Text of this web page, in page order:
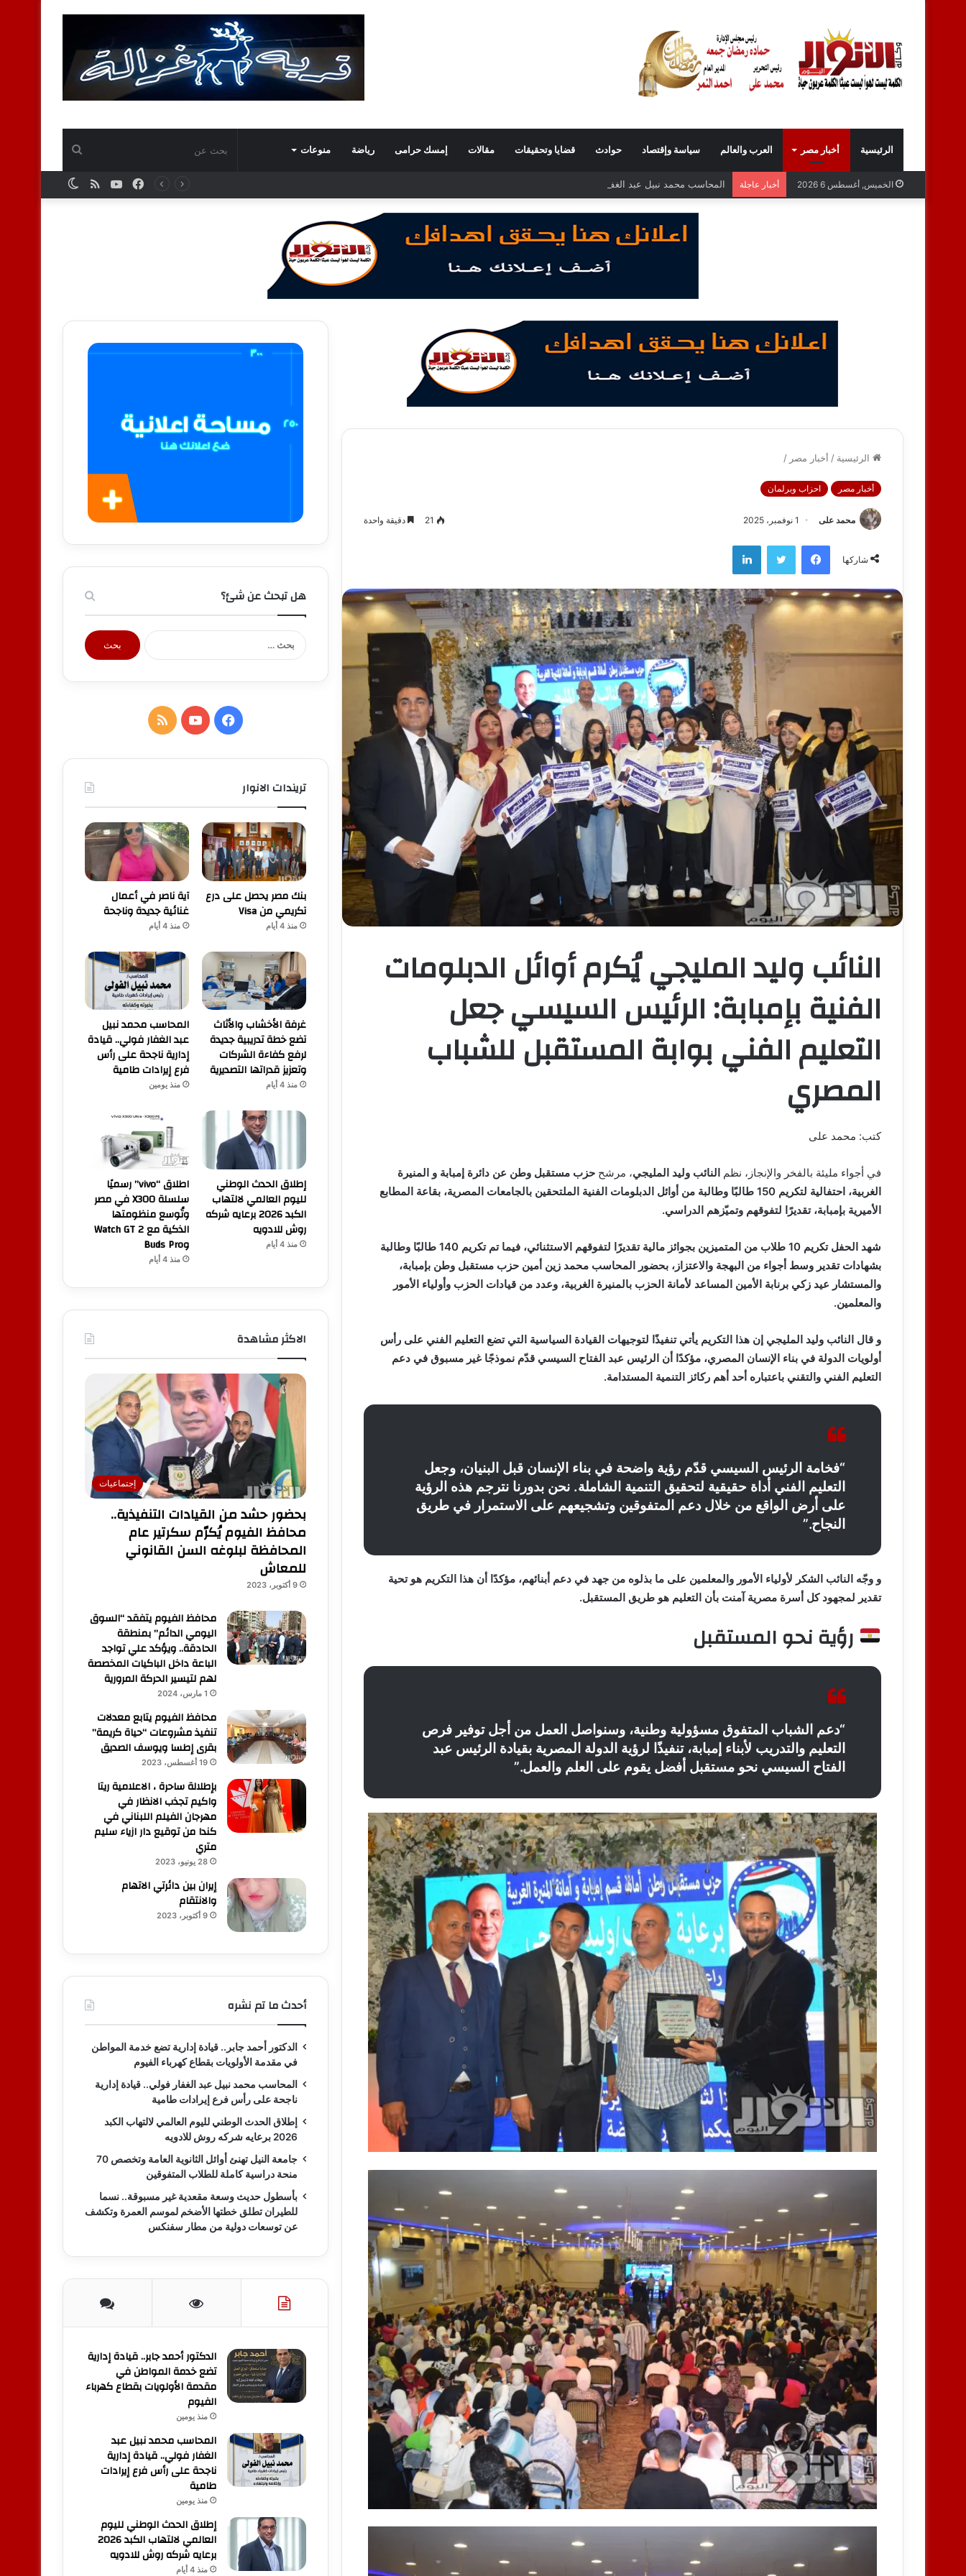
الرئيسية أخبار مصر العرب والعالم سياسة وإقتصاد حوادث قضايا وتحقيقات مقالات إمسك حرامى رياضة منوعات بحث
عن
الخميس, أغسطس 6 2026 أخبار عاجلة المحاسب محمد نبيل عبد الغفار فولي.. قيادة إدارية ناجحة على رأس فرع إيرادات طامية
ملخصيوتيوب
فيسبوك
الرئيسية / أخبار مصر /
أخبار مصر احزاب وبرلمان
محمد على 1 نوفمبر، 2025 21 دقيقة واحدة
شاركها
فيسبوك تويتر لينكدإن
النائب وليد المليجي يُكرم أوائل الدبلومات
الفنية بإمبابة: الرئيس السيسي جعل
التعليم الفني بوابة المستقبل للشباب
المصري
كتب: محمد على
في أجواء مليئة بالفخر والإنجاز، نظم النائب وليد المليجي، مرشح حزب مستقبل وطن عن دائرة إمبابة و المنيرة
الغربية، احتفالية لتكريم 150 طالبًا وطالبة من أوائل الدبلومات الفنية الملتحقين بالجامعات المصرية ، بقاعة المطابع
الأميرية بإمبابة، تقديرًا لتفوقهم وتميّزهم الدراسي.
شهد الحفلتكريم 10 طلاب من المتميزين بجوائز مالية تقديرًا لتفوقهم الاستثنائي، فيما تم
تكريم 140 طالبًا وطالبة
بشهادات تقدير وسط أجواء من البهجة والاعتزاز، بحضور المحاسب محمد زين أمين حزب مستقبل وطن بإمبابة،
والمستشار عيد زكي برنابة الأمين المساعد لأمانة الحزب بالمنيرة الغربية، وعدد من قيادات الحزب وأولياء الأمور
والمعلمين.
و قال النائب وليد المليجي إن هذا التكريم يأتي تنفيذًا لتوجيهات القيادة السياسية التي تضع التعليم الفني على رأس
أولويات الدولة في بناء الإنسان المصري، مؤكدًا أن الرئيس عبد الفتاح السيسي قدّم نموذجًا غير مسبوق في دعم
التعليم الفني والتقني باعتباره أحد أهم ركائز التنمية المستدامة.
“فخامة الرئيس السيسي قدّم رؤية واضحة في بناء الإنسان قبل البنيان، وجعل
التعليم الفني أداة حقيقية لتحقيق التنمية الشاملة. نحن بدورنا نترجم هذه الرؤية
على أرض الواقع من خلال دعم المتفوقين وتشجيعهم على الاستمرار في طريق
النجاح.”
و وجّه النائب الشكر لأولياء الأمور والمعلمين على ما بذلوه من جهد في دعم أبنائهم، مؤكدًا أن هذا التكريم هوتحية
تقدير لمجهود كل أسرة مصرية آمنت بأن التعليم هو طريق المستقبل.
رؤية نحو المستقبل
“دعم الشباب المتفوق مسؤولية وطنية، وسنواصل العمل من أجل توفير فرص
التعليم والتدريب لأبناء إمبابة، تنفيذًا لرؤية الدولة المصرية بقيادة الرئيس عبد
الفتاح السيسي نحو مستقبل أفضل يقوم على العلم والعمل.”
هل تبحث عن شئ؟
البحث
عن:
فيسبوكيوتيوبملخص
تريندات الانوار
بنك مصر يحصل على درع
تكريمي من Visa
منذ 4 أيام
آية ناصر في أعمال
غنائية جديدة وناجحة
منذ 4 أيام
غرفة الأخشاب والأثاث
تضع خطة تدريبية جديدة
لرفع كفاءة الشركات
وتعزيز قدراتها التصديرية
منذ 4 أيام
المحاسب محمد نبيل
عبد الغفار فولي.. قيادة
إدارية ناجحة على رأس
فرع إيرادات طامية
منذ يومين
إطلاق الحدث الوطني
لليوم العالمي لالتهاب
الكبد 2026 برعايه شركه
روش للادويه
منذ 4 أيام
اطلاق “vivo” رسميًا
سلسلة X300 في مصر
وتُوسع منظومتها
الذكية مع Watch GT 2
وBuds Pro
منذ 4 أيام
الاكثر مشاهدة
إجتماعيات
بحضور حشد من القيادات التنفيذية..
محافظ الفيوم يُكرّم سكرتير عام
المحافظة لبلوغه السن القانوني
للمعاش
9 أكتوبر، 2023
محافظ الفيوم يتفقد “السوق
اليومي الدائم” بمنطقة
الحادقة.. ويؤكد علي تواجد
الباعة داخل الباكيات المخصصة
لهم لتيسير الحركة المرورية
1 مارس، 2024
محافظ الفيوم يتابع معدلات
تنفيذ مشروعات “حياة كريمة”
بقرى إطسا ويوسف الصديق
19 أغسطس، 2023
بإطلالة ساحرة ، الاعلامية ريتا
واكيم تجذب الانظار في
مهرجان الفيلم اللبناني في
كندا من توقيع دار ازياء سليم
متري
28 يونيو، 2023
إيران بين دائرتي الاتهام
والانتقام
9 أكتوبر، 2023
أحدث ما تم نشره
الدكتور أحمد جابر.. قيادة إدارية تضع خدمة المواطن
في مقدمة الأولويات بقطاع كهرباء الفيوم
المحاسب محمد نبيل عبد الغفار فولي.. قيادة إدارية
ناجحة على رأس فرع إيرادات طامية
إطلاق الحدث الوطني لليوم العالمي لالتهاب الكبد
2026 برعايه شركه روش للادويه
جامعة النيل تهنئ أوائل الثانوية العامة وتخصص 70
منحة دراسية كاملة للطلاب المتفوقين
بأسطول حديث وسعة مقعدية غير مسبوقة.. نسما
للطيران تطلق خطتها الأضخم لموسم العمرة وتكشف
عن توسعات دولية من مطار سفنكس
الدكتور أحمد جابر.. قيادة إدارية
تضع خدمة المواطن في
مقدمة الأولويات بقطاع كهرباء
الفيوم
منذ يومين
المحاسب محمد نبيل عبد
الغفار فولي.. قيادة إدارية
ناجحة على رأس فرع إيرادات
طامية
منذ يومين
إطلاق الحدث الوطني لليوم
العالمي لالتهاب الكبد 2026
برعايه شركه روش للادويه
منذ 4 أيام